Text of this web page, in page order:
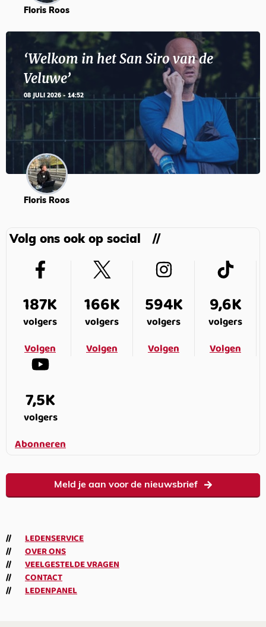
Floris Roos
‘Welkom in het San Siro van de
Veluwe’
08 JULI 2026 - 14:52
Floris Roos
Volg ons ook op social
187K
volgers
Volgen
166K
volgers
Volgen
594K
volgers
Volgen
9,6K
volgers
Volgen
7,5K
volgers
Abonneren
Meld je aan voor de nieuwsbrief
LEDENSERVICE
OVER ONS
VEELGESTELDE VRAGEN
CONTACT
LEDENPANEL